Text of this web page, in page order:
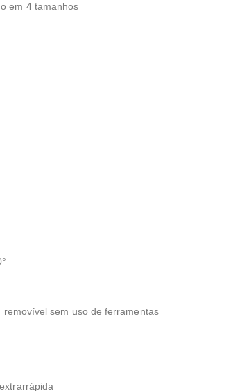
em 4 tamanhos
sem uso de ferramentas